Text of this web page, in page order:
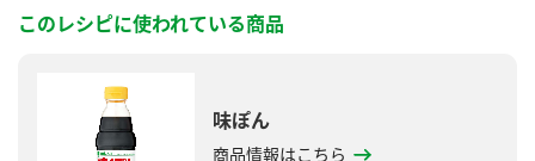
このレシピに使われている商品
味ぽん
商品情報はこちら